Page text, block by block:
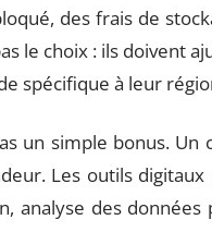
des frais de
le choix : ils doivent
spécifique à leur
un simple bonus.
Les outils
analyse des données